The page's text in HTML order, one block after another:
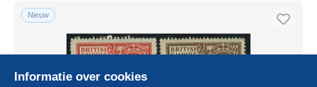
Nieuw
Informatie over cookies